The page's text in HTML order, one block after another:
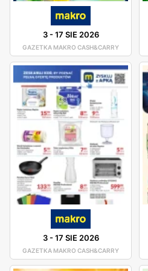
3-17 SIE 2026
GAZETKA MAKRO CASH&CARRY
3-17 SIE 2026
GAZETKA MAKRO CASH&CARRY